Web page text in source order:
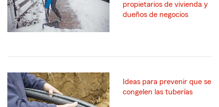
propietarios de vivienda y
dueños de negocios
Ideas para prevenir que se
congelen las tuberías